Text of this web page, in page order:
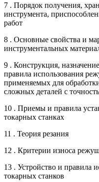
7 . Порядок получения,
инструмента,
работ
8 . Основные свойства и
инструментальных
9 . Конструкция,
правила использования
применяемых для
сложных деталей с
10 . Приемы и правила
токарных станках
11 . Теория резания
12 . Критерии износа
13 . Устройство и правила
токарных станков